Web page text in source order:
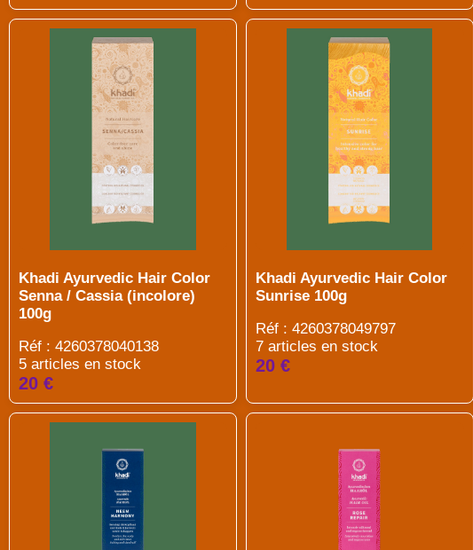
Khadi Ayurvedic Hair Color
Senna / Cassia (incolore)
100g
Réf : 4260378040138
5 articles en stock
20 €
Khadi Ayurvedic Hair Color
Sunrise 100g
Réf : 4260378049797
7 articles en stock
20 €